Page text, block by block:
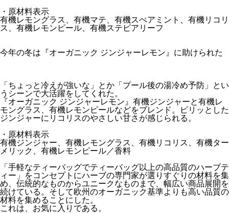
・原材料表示
有機レモングラス、有機マテ、有機スぺアミント、有機リコリ
ス、有機レモンピール、有機ステビアリーフ
今年の冬は『オーガニック ジンジャーレモン』に助けられた
「ちょっと冷えが強いな」とか「プール後の湯冷め予防」とい
うシーンで大活躍をしてくれた。
『オーガニック ジンジャーレモン』有機ジンジャーと有機レ
モングラス、有機レモンピールなどをブレンド。ピリッとした
ジンジャーにリコリスのやさしい甘さが感じられる。
・原材料表示
有機ジンジャー、有機レモングラス、有機リコリス、有機ター
メリック、有機レモンピール／香料
「手軽なティーバッグでティーバッグ以上の高品質のハーブテ
ィー」をコンセプトにハーブの専門家が選りすぐりの材料を集
め、伝統的なものからユニークなものまで、幅広い商品展開を
続けている。そして欧州のオーガニック基準よりも高い品質の
材料を集めることにした。
これは、お気に入りである。